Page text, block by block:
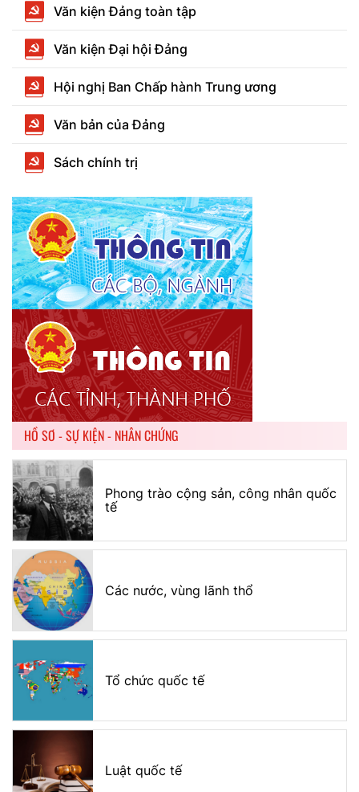
Văn kiện Đảng toàn tập
Văn kiện Đại hội Đảng
Hội nghị Ban Chấp hành Trung ương
Văn bản của Đảng
Sách chính trị
HỒ SƠ - SỰ KIỆN - NHÂN CHỨNG
Phong trào cộng sản, công nhân quốc
tế
Các nước, vùng lãnh thổ
Tổ chức quốc tế
Luật quốc tế